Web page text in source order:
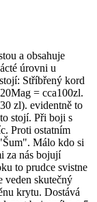
a obsahuje
úrovni u
Stříbřený kord
= cca100zl.
zl). evidentně to
stojí. Při boji s
Proti ostatním
Málo kdo si
za nás bojují
to prudce svistne
veden skutečný
krytu. Dostává